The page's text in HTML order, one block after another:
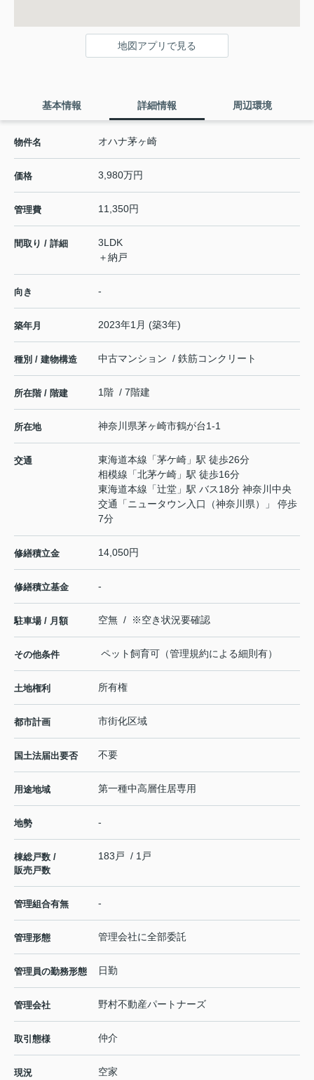
地図アプリで見る
基本情報 詳細情報 周辺環境
物件名 オハナ茅ヶ崎
価格 3,980万円
管理費 11,350円
間取り / 詳細
3LDK
＋納戸
向き -
築年月 2023年1月 (築3年)
種別 / 建物構造 中古マンション / 鉄筋コンクリート
所在階 / 階建 1階 / 7階建
所在地 神奈川県茅ヶ崎市鶴が台1-1
交通 東海道本線 「茅ケ崎 」駅 徒歩26分
相模線 「北茅ケ崎 」駅 徒歩16分
東海道本線 「辻堂 」駅 バス18分 神奈川中央
交通「ニュータウン入口（神奈川県）」 停歩
7分
修繕積立金 14,050円
修繕積立基金 -
駐車場 / 月額 空無 / ※空き状況要確認
その他条件 ペット飼育可（管理規約による細則有）
土地権利 所有権
都市計画 市街化区域
国土法届出要否 不要
用途地域 第一種中高層住居専用
地勢 -
棟総戸数 /
販売戸数
183戸 / 1戸
管理組合有無 -
管理形態 管理会社に全部委託
管理員の勤務形態 日勤
管理会社 野村不動産パートナーズ
取引態様 仲介
現況 空家